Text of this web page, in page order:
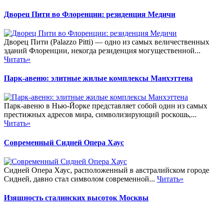
Дворец Пити во Флоренции: резиденция Медичи
Дворец Пити (Palazzo Pitti) — одно из самых величественных
зданий Флоренции, некогда резиденция могущественной...
Читать»
Парк-авеню: элитные жилые комплексы Манхэттена
Парк-авеню в Нью-Йорке представляет собой один из самых
престижных адресов мира, символизирующий роскошь,...
Читать»
Современный Сидней Опера Хаус
Сидней Опера Хаус, расположенный в австралийском городе
Сидней, давно стал символом современной... Читать»
Изящность сталинских высоток Москвы